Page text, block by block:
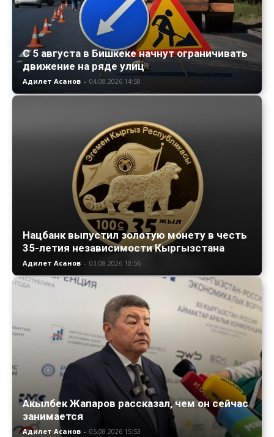
С 5 августа в Бишкеке начнут ограничивать
движение на ряде улиц
Адилет Асанов - 04.08.2026 14:58
Нацбанк выпустил золотую монету в честь
35-летия независимости Кыргызстана
Адилет Асанов - 03.08.2026 10:56
Акылбек Жапаров рассказал, чем он сейчас
занимается
Адилет Асанов - 05.08.2026 15:53